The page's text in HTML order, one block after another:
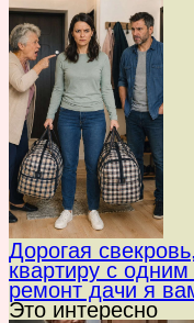
Дорогая
квартиру с
ремонт дачи я
Это интересно